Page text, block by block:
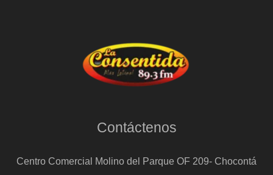
Contáctenos
Centro Comercial Molino del Parque OF 209- Chocontá